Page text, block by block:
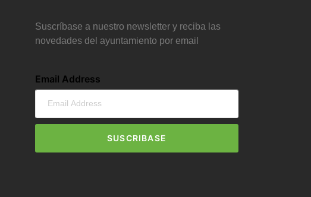
Suscríbase a nuestro newsletter y reciba las
novedades del ayuntamiento por email
Email Address
SUSCRIBASE